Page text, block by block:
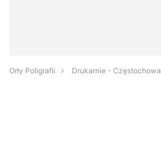
Orły Poligrafii Drukarnie - Częstochowa